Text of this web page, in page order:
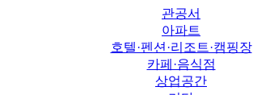
관공서
아파트
호텔·펜션·리조트·캠핑장
카페·음식점
상업공간